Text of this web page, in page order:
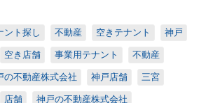
ント探し 不動産 空きテナント 神戸
空き店舗 事業用テナント 不動産
の不動産株式会社 神戸店舗 三宮
店舗 神戸の不動産株式会社